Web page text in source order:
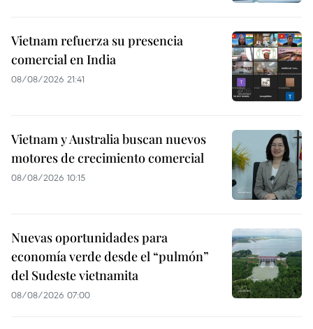
Vietnam refuerza su presencia
comercial en India
08/08/2026 21:41
Vietnam y Australia buscan nuevos
motores de crecimiento comercial
08/08/2026 10:15
Nuevas oportunidades para
economía verde desde el “pulmón”
del Sudeste vietnamita
08/08/2026 07:00